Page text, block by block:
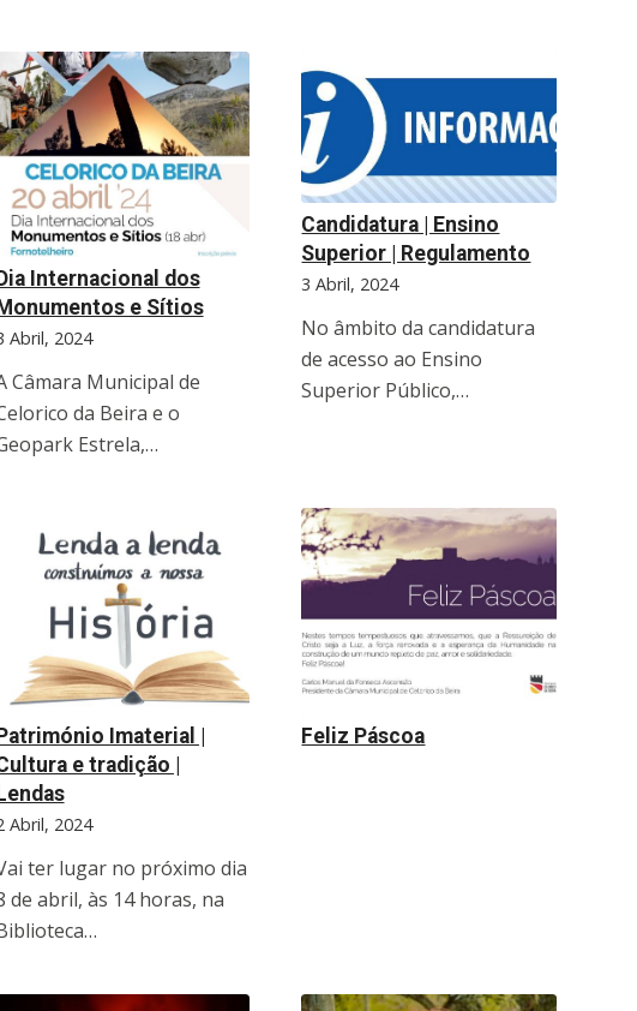
Dia Internacional dos
Monumentos e Sítios
Abril, 2024
Câmara Municipal de
da Beira e o
Estrela,…
Candidatura | Ensino
Superior | Regulamento
3 Abril, 2024
No âmbito da candidatura
de acesso ao Ensino
Superior Público,…
Património Imaterial |
e tradição |
Lendas
Abril, 2024
ter lugar no próximo dia
de abril, às 14 horas, na
Feliz Páscoa